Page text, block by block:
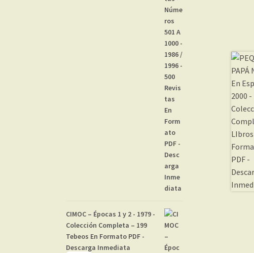
CIMOC – Épocas 1 y 2 - 1979 -
Colección Completa – 199
Tebeos En Formato PDF -
Descarga Inmediata